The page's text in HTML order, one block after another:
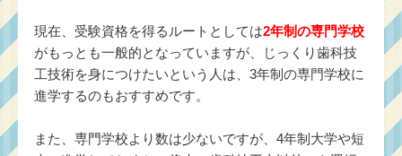
現在、受験資格を得るルートとしては2年制の専門学校
がもっとも一般的となっていますが、じっくり歯科技
工技術を身につけたいという人は、3年制の専門学校に
進学するのもおすすめです。
また、専門学校より数は少ないですが、4年制大学や短